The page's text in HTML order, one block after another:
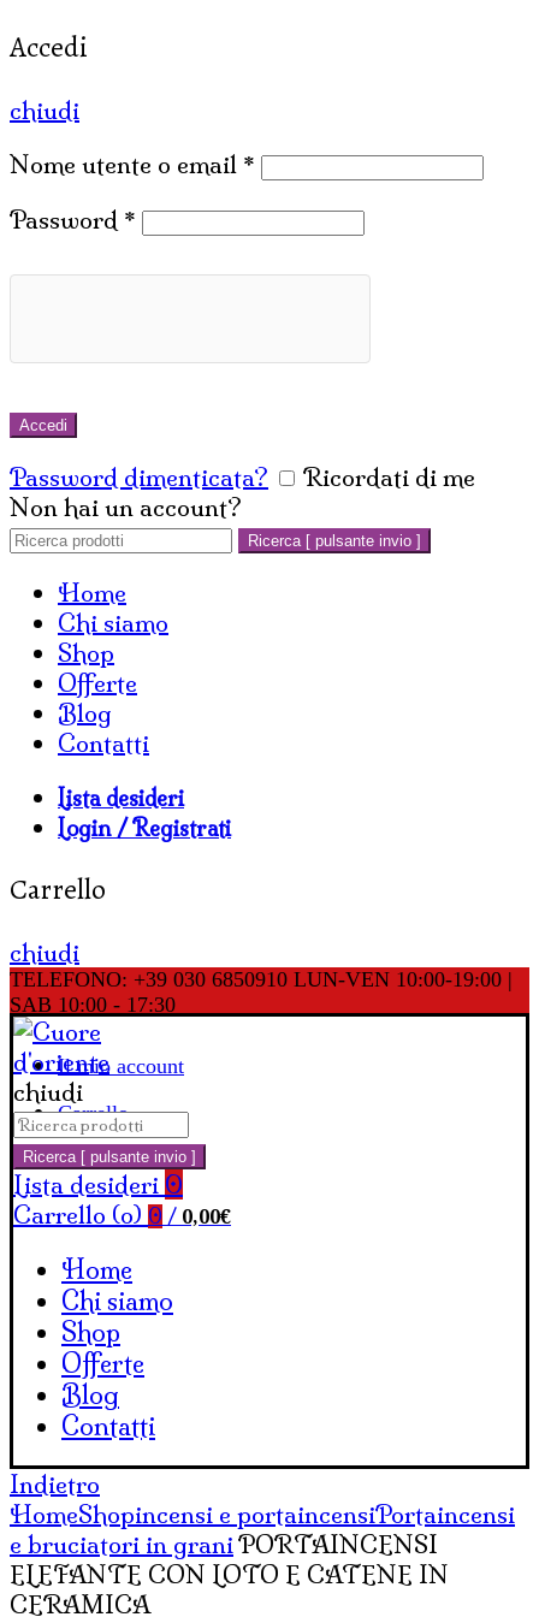
Accedi
chiudi
Nome utente o email *
Password *
Accedi
Password dimenticata?
Ricordati di me
Non hai un account?
Cerca:
Ricerca [ pulsante invio ]
Home
Chi siamo
Shop
Offerte
Blog
Contatti
Lista desideri
Login / Registrati
Carrello
chiudi
TELEFONO: +39 030 6850910 LUN-VEN 10:00-19:00 |
SAB 10:00 - 17:30
Il mio account
Carrello
chiudi
Cerca:
Ricerca [ pulsante invio ]
Lista desideri 0
Carrello (o) 0 / 0,00€
Home
Chi siamo
Shop
Offerte
Blog
Contatti
Indietro
HomeShopincensi e portaincensiPortaincensi
e bruciatori in grani PORTAINCENSI
ELEFANTE CON LOTO E CATENE IN
CERAMICA